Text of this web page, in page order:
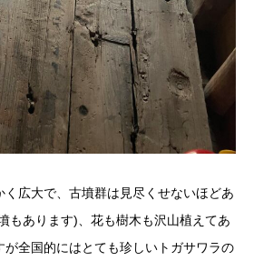
広大で、古墳群は見尽くせないほどあ
もあります)、花も樹木も沢山植えてあ
が全国的にはとても珍しいトガサワラの